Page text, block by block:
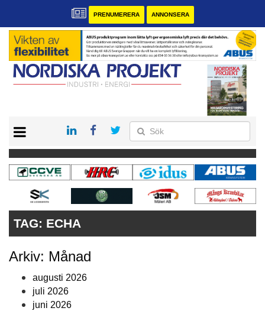
PRENUMERERA ANNONSERA
KONTAKT
VÅRA ANDRA MAGASIN
PRENUMERERA
ANNONSERA
TAG: ECHA
Arkiv: Månad
augusti 2026
juli 2026
juni 2026